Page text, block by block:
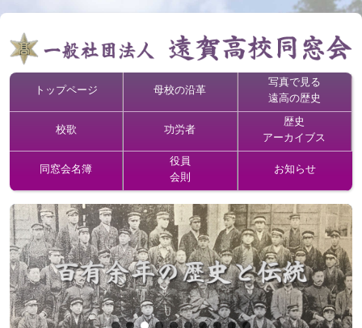
トップページ 母校の沿革
写真で見る
遠高の歴史
校歌 功労者
歴史
アーカイブス
同窓会名簿
役員
会則
お知らせ